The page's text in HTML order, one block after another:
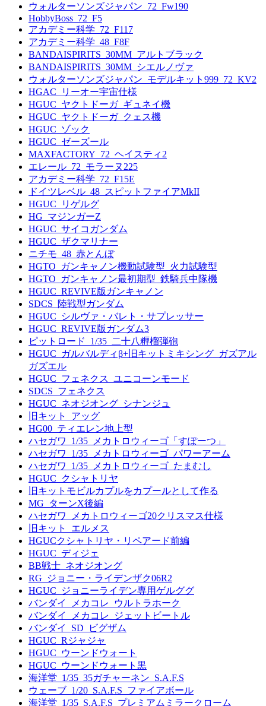
ウォルターソンズジャパン_72_Fw190
HobbyBoss_72_F5
アカデミー科学_72_F117
アカデミー科学_48_F8F
BANDAISPIRITS_30MM_アルトブラック
BANDAISPIRITS_30MM_シエルノヴァ
ウォルターソンズジャパン_モデルキット999_72_KV2
HGAC_リーオー宇宙仕様
HGUC_ヤクトドーガ_ギュネイ機
HGUC_ヤクトドーガ_クェス機
HGUC_ゾック
HGUC_ゼーズール
MAXFACTORY_72_ヘイスティ2
エレール_72_モラーヌ225
アカデミー科学_72_F15E
ドイツレベル_48_スピットファイアMkII
HGUC_リゲルグ
HG_マジンガーZ
HGUC_サイコガンダム
HGUC_ザクマリナー
ニチモ_48_赤とんぼ
HGTO_ガンキャノン機動試験型_火力試験型
HGTO_ガンキャノン最初期型_鉄騎兵中隊機
HGUC_REVIVE版ガンキャノン
SDCS_陸戦型ガンダム
HGUC_シルヴァ・バレト・サプレッサー
HGUC_REVIVE版ガンダム3
ピットロード_1/35_二十八糎榴弾砲
HGUC_ガルバルディβ+旧キットミキシング_ガズアル
ガズエル
HGUC_フェネクス_ユニコーンモード
SDCS_フェネクス
HGUC_ネオジオング_シナンジュ
旧キット_アッグ
HG00_ティエレン地上型
ハセガワ_1/35_メカトロウィーゴ「すぽーつ」
ハセガワ_1/35_メカトロウィーゴ_パワーアーム
ハセガワ_1/35_メカトロウィーゴ_たまむし
HGUC_クシャトリヤ
旧キットモビルカプルをカプールとして作る
MG_ターンX後編
ハセガワ_メカトロウィーゴ20クリスマス仕様
旧キット_エルメス
HGUCクシャトリヤ・リペアード前編
HGUC_ディジェ
BB戦士_ネオジオング
RG_ジョニー・ライデンザク06R2
HGUC_ジョニーライデン専用ゲルググ
バンダイ_メカコレ_ウルトラホーク
バンダイ_メカコレ_ジェットビートル
バンダイ_SD_ビグザム
HGUC_Rジャジャ
HGUC_ウーンドウォート
HGUC_ウーンドウォート黒
海洋堂_1/35_35ガチャーネン_S.A.F.S
ウェーブ_1/20_S.A.F.S_ファイアボール
海洋堂_1/35_S.A.F.S_プレミアムミラークローム